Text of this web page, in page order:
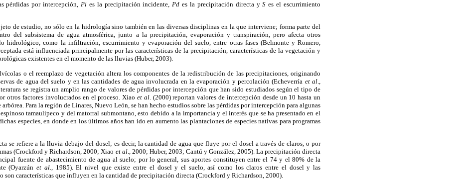
pérdidas por intercepción,Pi es la precipitación incidente,Pd es la precipitación directa yS es el escurrimiento
de estudio, no sólo en la hidrología sino también en las diversas disciplinas en la que interviene; forma parte del
del subsistema de agua atmosférica, junto a la precipitación, evaporación y transpiración, pero afecta otros
hidrológico, como la infiltración, escurrimiento y evaporación del suelo, entre otras fases (Belmonte y Romero,
está influenciada principalmente por las características de la precipitación, características de la vegetación y
existentes en el momento de las lluvias (Huber, 2003).
o el reemplazo de vegetación altera los componentes de la redistribución de las precipitaciones, originando
de agua del suelo y en las cantidades de agua involucrada en la evaporación y percolación (Echeverría et al
se registra un amplio rango de valores de pérdidas por intercepción que han sido estudiados según el tipo de
otros factores involucrados en el proceso. Xiao et al. (2000) reportan valores de intercepción desde un 10 hasta un
arbórea. Para la región de Linares, Nuevo León, se han hecho estudios sobre las pérdidas por intercepción para algunas
tamaulipeco y del matorral submontano, esto debido a la importancia y el interés que se ha presentado en el
especies, en donde en los últimos años han ido en aumento las plantaciones de especies nativas para programas
se refiere a la lluvia debajo del dosel; es decir, la cantidad de agua que fluye por el dosel a través de claros, o por
(Crockford y Richardson, 2000; Xiao et al., 2000; Huber, 2003; Cantú y González, 2005). La precipitación directa
fuente de abastecimiento de agua al suelo; por lo general, sus aportes constituyen entre el 74 y el 80% de la
(Oyarzúnet al., 1985). El nivel que existe entre el dosel y el suelo, así como los claros entre el dosel y las
son características que influyen en la cantidad de precipitación directa (Crockford y Richardson, 2000).